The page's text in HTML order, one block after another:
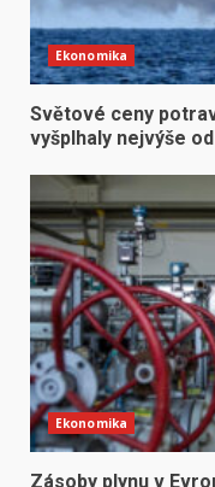
Ekonomika
Světové ceny
vyšplhaly nejvýše
Ekonomika
Zásoby plynu v